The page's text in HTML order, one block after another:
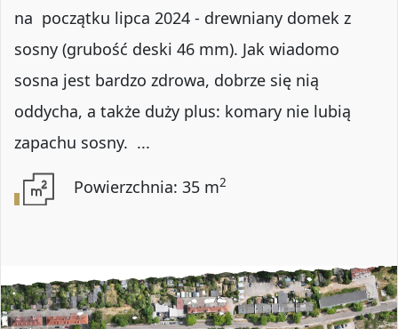
na początku lipca 2024 - drewniany domek z
sosny (grubość deski 46 mm). Jak wiadomo
sosna jest bardzo zdrowa, dobrze się nią
oddycha, a także duży plus: komary nie lubią
zapachu sosny. ...
Powierzchnia: 35 m2